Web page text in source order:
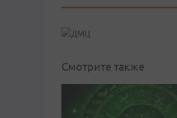
Смотрите также